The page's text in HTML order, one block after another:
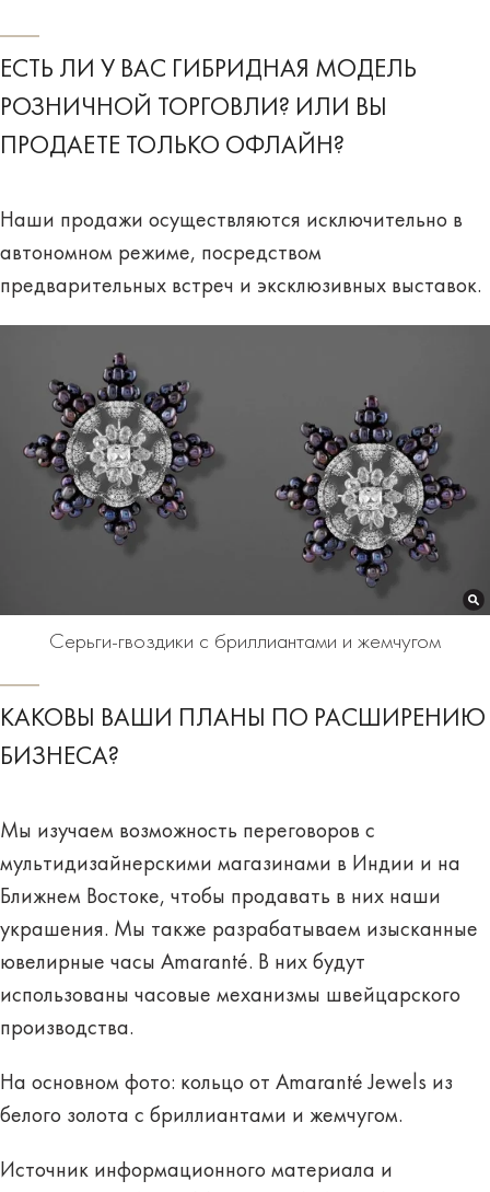
ЕСТЬ ЛИ У ВАС ГИБРИДНАЯ МОДЕЛЬ
РОЗНИЧНОЙ ТОРГОВЛИ? ИЛИ ВЫ
ПРОДАЕТЕ ТОЛЬКО ОФЛАЙН?
Наши продажи осуществляются исключительно в
автономном режиме, посредством
предварительных встреч и эксклюзивных выставок.
Серьги-гвоздики с бриллиантами и жемчугом
КАКОВЫ ВАШИ ПЛАНЫ ПО РАСШИРЕНИЮ
БИЗНЕСА?
Мы изучаем возможность переговоров с
мультидизайнерскими магазинами в Индии и на
Ближнем Востоке, чтобы продавать в них наши
украшения. Мы также разрабатываем изысканные
ювелирные часы Amaranté. В них будут
использованы часовые механизмы швейцарского
производства.
На основном фото: кольцо от Amaranté Jewels из
белого золота с бриллиантами и жемчугом.
Источник информационного материала и